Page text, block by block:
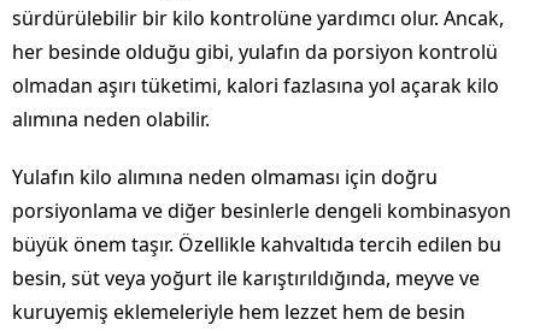
sürdürülebilir bir kilo kontrolüne yardımcı olur. Ancak,
her besinde olduğu gibi, yulafın da porsiyon kontrolü
olmadan aşırı tüketimi, kalori fazlasına yol açarak kilo
alımına neden olabilir.
Yulafın kilo alımına neden olmaması için doğru
porsiyonlama ve diğer besinlerle dengeli kombinasyon
büyük önem taşır. Özellikle kahvaltıda tercih edilen bu
besin, süt veya yoğurt ile karıştırıldığında, meyve ve
kuruyemiş eklemeleriyle hem lezzet hem de besin